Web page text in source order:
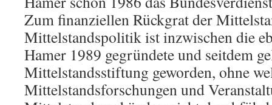
Zum finanziellen Rückgrat der
Mittelstandspolitik ist inzwischen die
Hamer 1989 gegründete und seitdem
Mittelstandsstiftung geworden, ohne
Mittelstandsforschungen und